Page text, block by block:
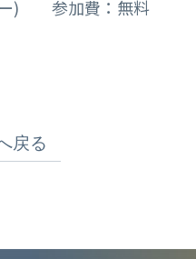
ー) 参加費：無料
戻る